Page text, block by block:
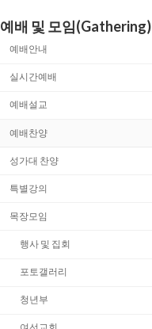
예배 및 모임(Gathering)
예배안내
실시간예배
예배설교
예배찬양
성가대 찬양
특별강의
목장모임
행사 및 집회
포토갤러리
청년부